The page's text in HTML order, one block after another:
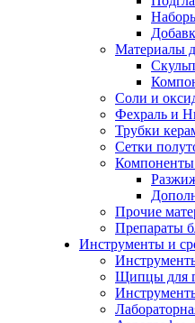
Материалы
Соли и
Фехраль и
Трубки
Сетки
Компоненты
Прочие
Препараты
Инструменты и
Щипцы для